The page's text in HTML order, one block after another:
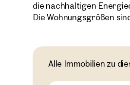
die nachhaltigen
Die Wohnungsgrößen
Alle Immobilien zu